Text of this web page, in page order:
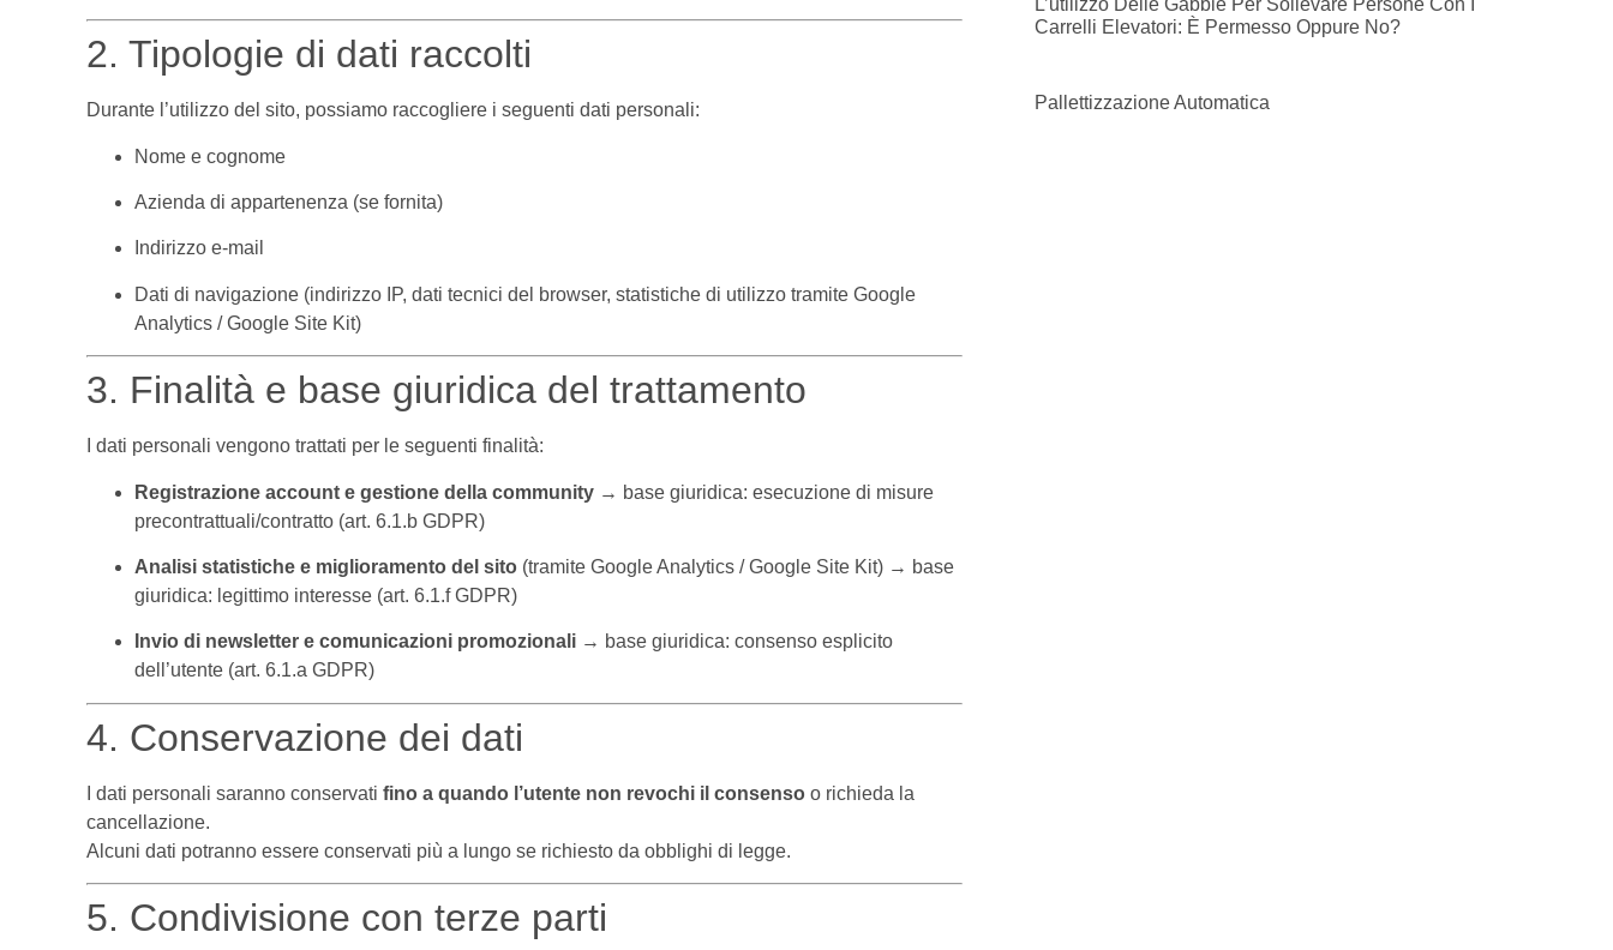
2. Tipologie di dati raccolti
Durante l’utilizzo del sito, possiamo raccogliere i seguenti dati personali:
Nome e cognome
Azienda di appartenenza (se fornita)
Indirizzo e-mail
Dati di navigazione (indirizzo IP, dati tecnici del browser, statistiche di utilizzo tramite Google
Analytics / Google Site Kit)
3. Finalità e base giuridica del trattamento
I dati personali vengono trattati per le seguenti finalità:
Registrazione account e gestione della community → base giuridica: esecuzione di misure
precontrattuali/contratto (art. 6.1.b GDPR)
Analisi statistiche e miglioramento del sito (tramite Google Analytics / Google Site Kit) → base
giuridica: legittimo interesse (art. 6.1.f GDPR)
Invio di newsletter e comunicazioni promozionali → base giuridica: consenso esplicito
dell’utente (art. 6.1.a GDPR)
4. Conservazione dei dati
I dati personali saranno conservati fino a quando l’utente non revochi il consenso o richieda la
cancellazione.
Alcuni dati potranno essere conservati più a lungo se richiesto da obblighi di legge.
5. Condivisione con terze parti
L’utilizzo Delle Gabbie Per Sollevare Persone Con I
Carrelli Elevatori: È Permesso Oppure No?
Pallettizzazione Automatica